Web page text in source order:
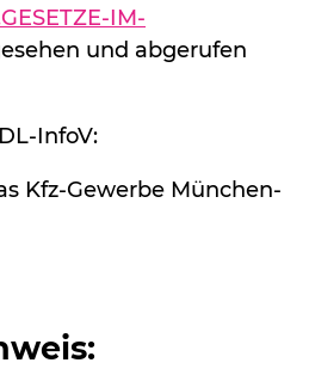
IM-
und abgerufen
InfoV:
Kfz-Gewerbe München-